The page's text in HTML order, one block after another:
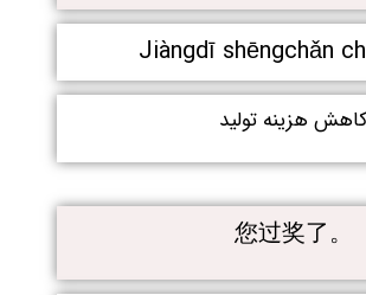
Jiàngdī shēngchǎn
هزینه تولید
您过奖了。